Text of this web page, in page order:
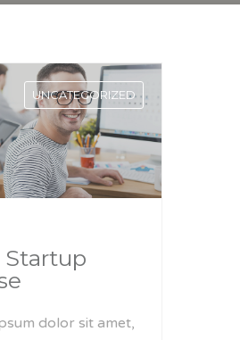
UNCATEGORIZED
Startup
dolor sit amet,